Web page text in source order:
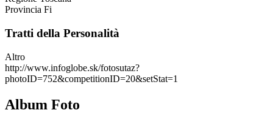
Provincia Fi
Tratti della Personalità
Altro
http://www.infoglobe.sk/fotosutaz?
photoID=752&competitionID=20&setStat=1
Album Foto